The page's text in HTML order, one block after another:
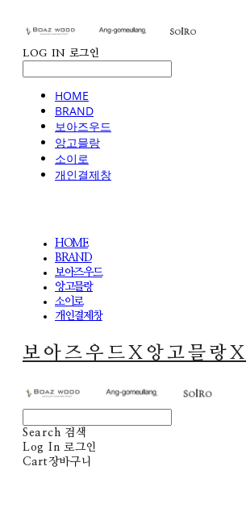
LOG IN 로그인
HOME
BRAND
보아즈우드
앙고믈랑
소이로
개인결제창
HOME
BRAND
보아즈우드
앙고믈랑
소이로
개인결제창
보아즈우드X앙고믈랑
Search 검색
Log In 로그인
Cart장바구니